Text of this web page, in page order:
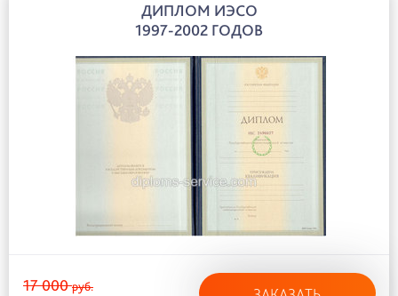
ДИПЛОМ ИЭСО
1997-2002 ГОДОВ
17 000руб.